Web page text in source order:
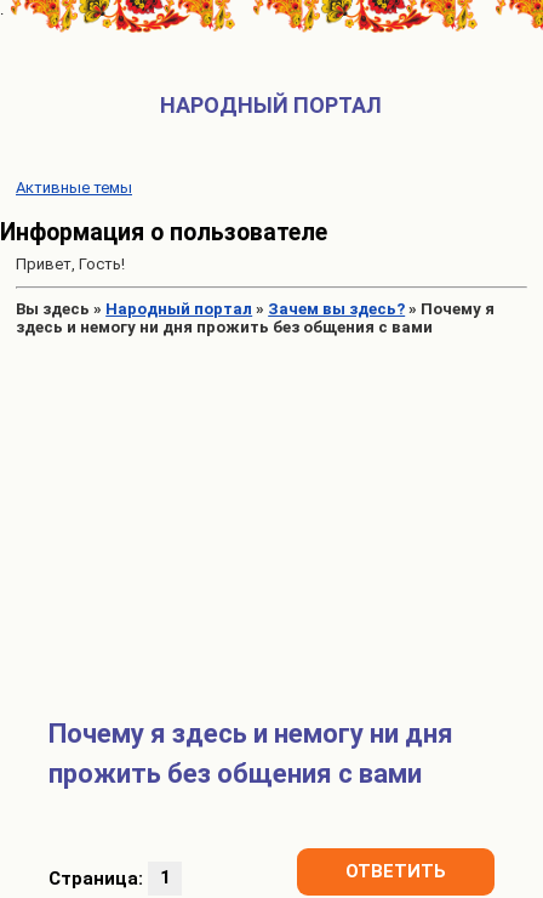
НАРОДНЫЙ ПОРТАЛ
Активные темы
Информация о пользователе
Привет, Гость!
Вы здесь » Народный портал » Зачем вы здесь? » Почему я
здесь и немогу ни дня прожить без общения с вами
Почему я здесь и немогу ни дня
прожить без общения с вами
Страница: 1 ОТВЕТИТЬ